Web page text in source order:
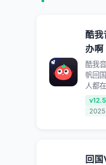
酷我
办啊
酷我
帆回
人都
TV
回